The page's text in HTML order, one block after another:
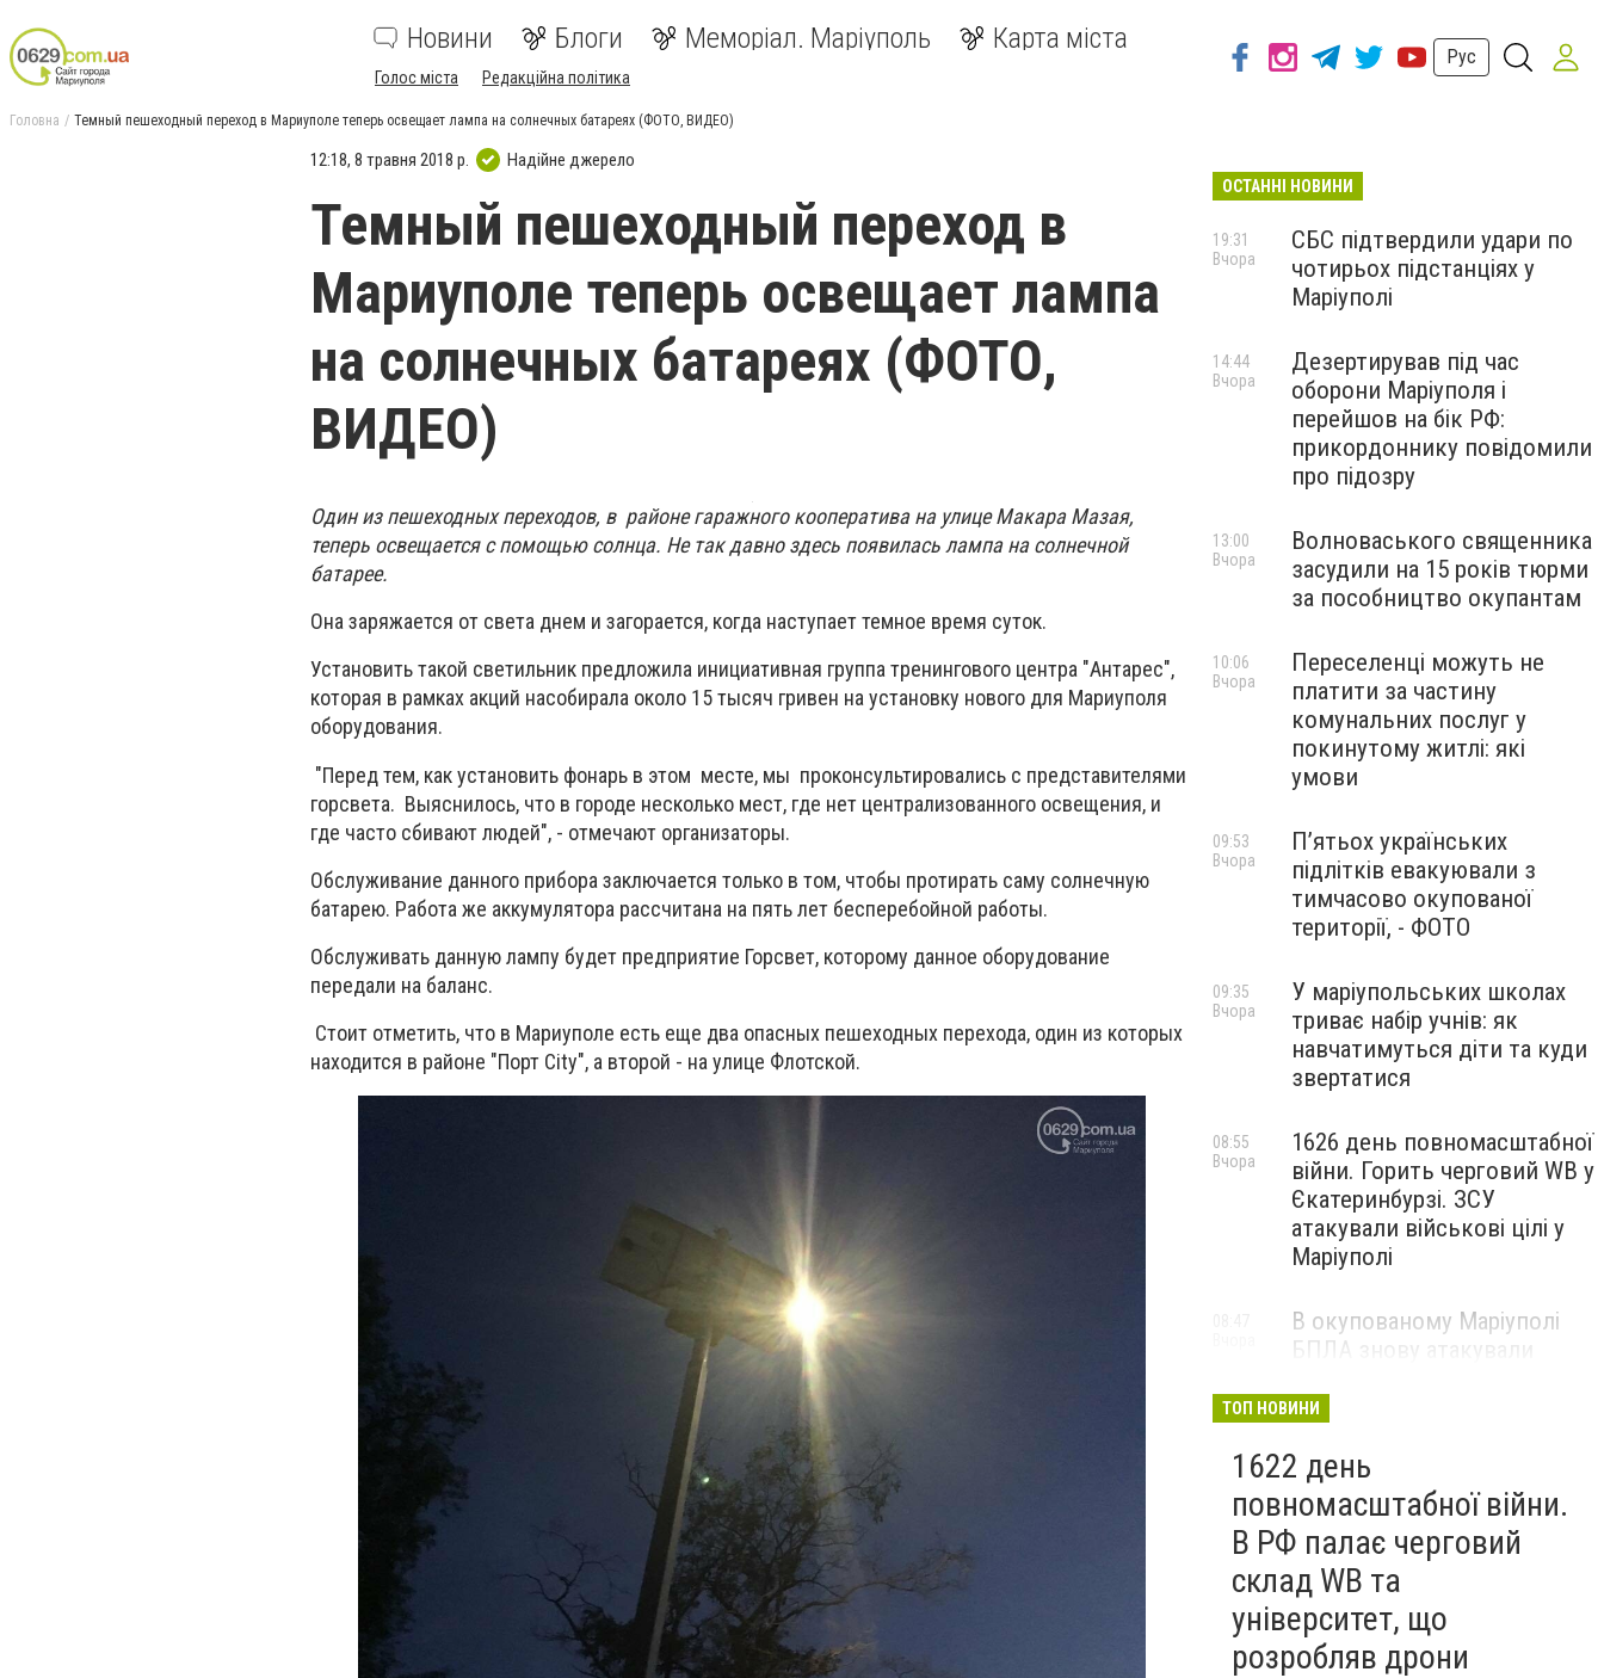
Новини Блоги Меморіал. Маріуполь Карта міста
Голос міста Редакційна політика
Рус
Головна Темный пешеходный переход в Мариуполе теперь освещает лампа на солнечных батареях (ФОТО, ВИДЕО)
12:18, 8 травня 2018 р. Надійне джерело
Темный пешеходный переход в
Мариуполе теперь освещает лампа
на солнечных батареях (ФОТО,
ВИДЕО)
Один из пешеходных переходов, в районе гаражного кооператива на улице Макара Мазая,
теперь освещается с помощью солнца. Не так давно здесь появилась лампа на солнечной
батарее.
Она заряжается от света днем и загорается, когда наступает темное время суток.
Установить такой светильник предложила инициативная группа тренингового центра "Антарес",
которая в рамках акций насобирала около 15 тысяч гривен на установку нового для Мариуполя
оборудования.
"Перед тем, как установить фонарь в этом месте, мы проконсультировались с представителями
горсвета. Выяснилось, что в городе несколько мест, где нет централизованного освещения, и
где часто сбивают людей", - отмечают организаторы.
Обслуживание данного прибора заключается только в том, чтобы протирать саму солнечную
батарею. Работа же аккумулятора рассчитана на пять лет бесперебойной работы.
Обслуживать данную лампу будет предприятие Горсвет, которому данное оборудование
передали на баланс.
Стоит отметить, что в Мариуполе есть еще два опасных пешеходных перехода, один из которых
находится в районе "Порт City", а второй - на улице Флотской.
ОСТАННІ НОВИНИ
СБС підтвердили удари по
чотирьох підстанціях у
Маріуполі
19:31
Вчора
Дезертирував під час
оборони Маріуполя і
перейшов на бік РФ:
прикордоннику повідомили
про підозру
14:44
Вчора
Волноваського священника
засудили на 15 років тюрми
за пособництво окупантам
13:00
Вчора
Переселенці можуть не
платити за частину
комунальних послуг у
покинутому житлі: які
умови
10:06
Вчора
П’ятьох українських
підлітків евакуювали з
тимчасово окупованої
території, - ФОТО
09:53
Вчора
У маріупольських школах
триває набір учнів: як
навчатимуться діти та куди
звертатися
09:35
Вчора
1626 день повномасштабної
війни. Горить черговий WB у
Єкатеринбурзі. ЗСУ
атакували військові цілі у
Маріуполі
08:55
Вчора
В окупованому Маріуполі
БПЛА знову атакували
— ВІДЕО
ТОП НОВИНИ
1622 день
повномасштабної війни.
В РФ палає черговий
склад WB та
університет, що
розробляв дрони